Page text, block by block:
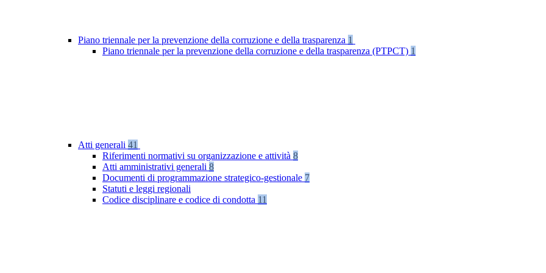
Piano triennale per la prevenzione della corruzione e della trasparenza 1
Piano triennale per la prevenzione della corruzione e della trasparenza (PTPCT) 1
Atti generali 41
Riferimenti normativi su organizzazione e attività 8
Atti amministrativi generali 8
Documenti di programmazione strategico-gestionale 7
Statuti e leggi regionali
Codice disciplinare e codice di condotta 11